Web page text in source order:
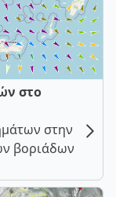
στο
στην
βοριάδων